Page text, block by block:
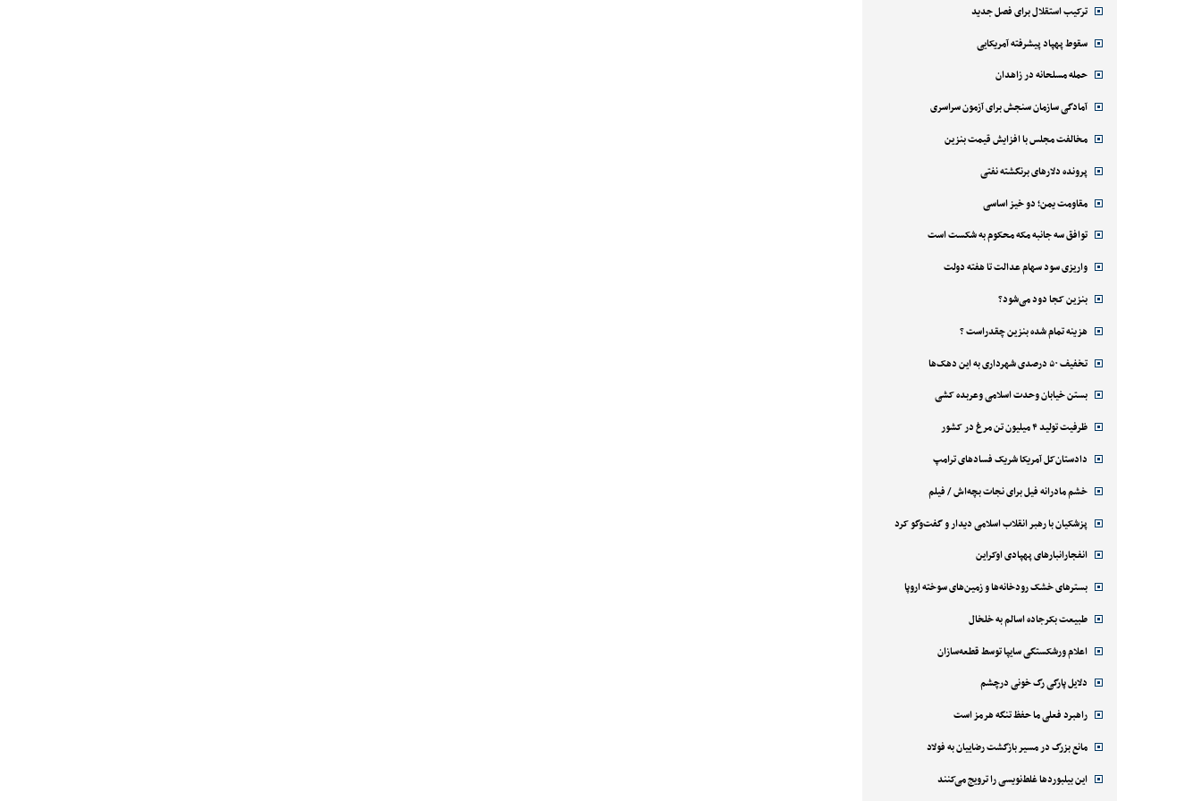
ترکیب استقلال برای فصل جدید
سقوط پهپاد پیشرفته آمریکایی
حمله مسلحانه در زاهدان
آمادگی سازمان سنجش برای آزمون سراسری
مخالفت مجلس با افزایش قیمت بنزین
پرونده دلارهای برنگشته نفتی
مقاومت یمن؛ دو خیز اساسی
توافق سه جانبه مکه محکوم به شکست است
واریزی سود سهام عدالت تا هفته دولت
بنزین کجا دود می‌شود؟
هزینه تمام شده بنزین چقدراست ؟
تخفیف ۵۰ درصدی شهرداری به این دهک‌ها
بستن خیابان وحدت اسلامی وعربده کشی
ظرفیت تولید ۴ میلیون تن مرغ در کشور
دادستان‌کل آمریکا شریک فسادهای ترامپ
خشم مادرانه فیل برای نجات بچه‌اش / فیلم
پزشکیان با رهبر انقلاب اسلامی دیدار و گفت‌وگو کرد
انفجارانبارهای پهپادی اوکراین
بسترهای خشک رودخانه‌ها و زمین‌های سوخته اروپا
طبیعت بکرجاده اسالم به خلخال
اعلام ورشکستگی سایپا توسط قطعه‌سازان
دلایل پارگی رگ خونی درچشم
راهبرد فعلی ما حفظ تنگه هرمز است
مانع بزرگ در مسیر بازگشت رضاییان به فولاد
این بیلبوردها غلط‌نویسی را ترویج می‌کنند